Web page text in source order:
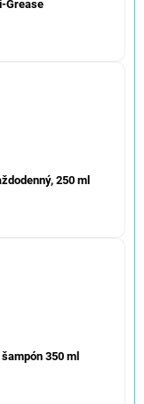
Grease
250 ml
350 ml